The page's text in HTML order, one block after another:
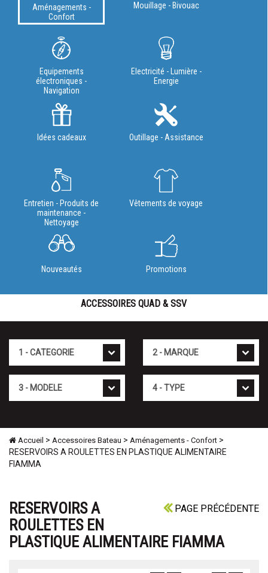
Aménagements -
Confort
Mouillage - Bivouac
Equipements
électroniques -
Navigation
Electricité - Lumière -
Energie
Idées cadeaux Outillage - Assistance
Entretien - Produits de
maintenance -
Nettoyage
Vêtements de voyage
Nouveautés Promotions
ACCESSOIRES QUAD & SSV
Accueil > Accessoires Bateau > Aménagements - Confort >
RESERVOIRS A ROULETTES EN PLASTIQUE ALIMENTAIRE
FIAMMA
PAGE PRÉCÉDENTE
RESERVOIRS A
ROULETTES EN
PLASTIQUE ALIMENTAIRE FIAMMA